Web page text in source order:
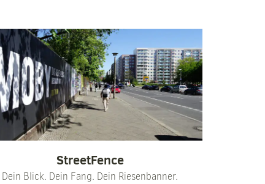
StreetFence
Dein Blick. Dein Fang. Dein Riesenbanner.